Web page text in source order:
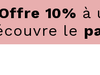
10% à
le